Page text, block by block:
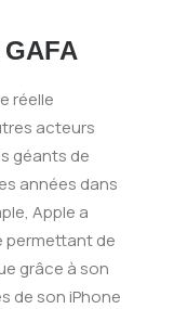
réelle
acteurs
géants de
années dans
Apple a
permettant de
grâce à son
de son iPhone